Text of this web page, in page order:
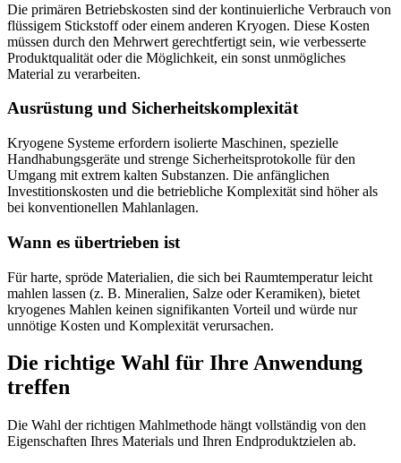
Die primären Betriebskosten sind der kontinuierliche Verbrauch von
flüssigem Stickstoff oder einem anderen Kryogen. Diese Kosten
müssen durch den Mehrwert gerechtfertigt sein, wie verbesserte
Produktqualität oder die Möglichkeit, ein sonst unmögliches
Material zu verarbeiten.
Ausrüstung und Sicherheitskomplexität
Kryogene Systeme erfordern isolierte Maschinen, spezielle
Handhabungsgeräte und strenge Sicherheitsprotokolle für den
Umgang mit extrem kalten Substanzen. Die anfänglichen
Investitionskosten und die betriebliche Komplexität sind höher als
bei konventionellen Mahlanlagen.
Wann es übertrieben ist
Für harte, spröde Materialien, die sich bei Raumtemperatur leicht
mahlen lassen (z. B. Mineralien, Salze oder Keramiken), bietet
kryogenes Mahlen keinen signifikanten Vorteil und würde nur
unnötige Kosten und Komplexität verursachen.
Die richtige Wahl für Ihre Anwendung
treffen
Die Wahl der richtigen Mahlmethode hängt vollständig von den
Eigenschaften Ihres Materials und Ihren Endproduktzielen ab.